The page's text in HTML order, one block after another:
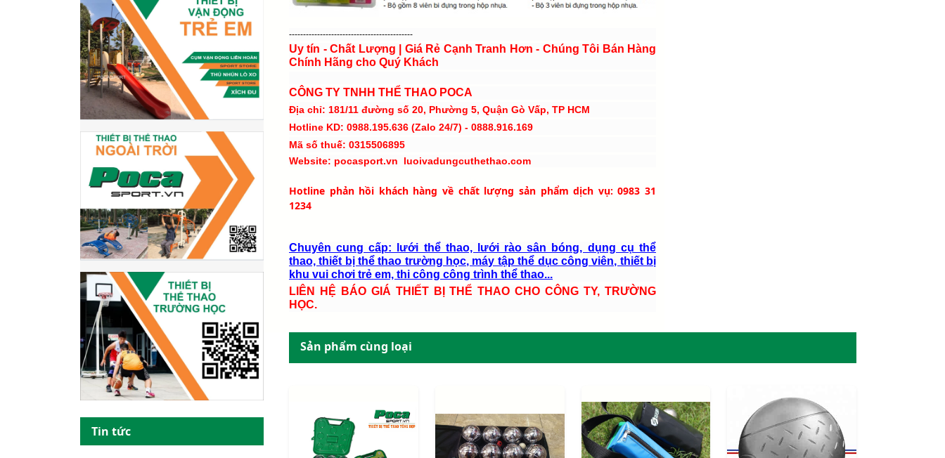
Tin tức
--------------------------------------------
Uy tín - Chất Lượng | Giá Rẻ Cạnh Tranh Hơn - Chúng Tôi Bán Hàng
Chính Hãng cho Quý Khách
CÔNG TY TNHH THỂ THAO POCA
Địa chỉ: 181/11 đường số 20, Phường 5, Quận Gò Vấp, TP HCM
Hotline KD: 0988.195.636 (Zalo 24/7) - 0888.916.169
Mã số thuế: 0315506895
Website: pocasport.vn luoivadungcuthethao.com
Hotline phản hồi khách hàng về chất lượng sản phẩm dịch vụ: 0983 31
1234
Chuyên cung cấp: lưới thể thao, lưới rào sân bóng, dụng cụ thể
thao, thiết bị thể thao trường học, máy tập thể dục công viên, thiết bị
khu vui chơi trẻ em, thi công công trình thể thao...
LIÊN HỆ BÁO GIÁ THIẾT BỊ THỂ THAO CHO CÔNG TY, TRƯỜNG
HỌC.
Sản phẩm cùng loại